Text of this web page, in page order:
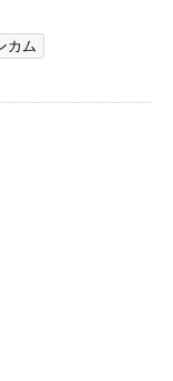
カム